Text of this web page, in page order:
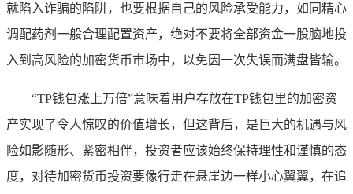
就陷入诈骗的陷阱，也要根据自己的风险承受能力，如同精心
调配药剂一般合理配置资产，绝对不要将全部资金一股脑地投
入到高风险的加密货币市场中，以免因一次失误而满盘皆输。
“TP钱包涨上万倍”意味着用户存放在TP钱包里的加密资
产实现了令人惊叹的价值增长，但这背后，是巨大的机遇与风
险如影随形、紧密相伴，投资者应该始终保持理性和谨慎的态
度，对待加密货币投资要像行走在悬崖边一样小心翼翼，在追